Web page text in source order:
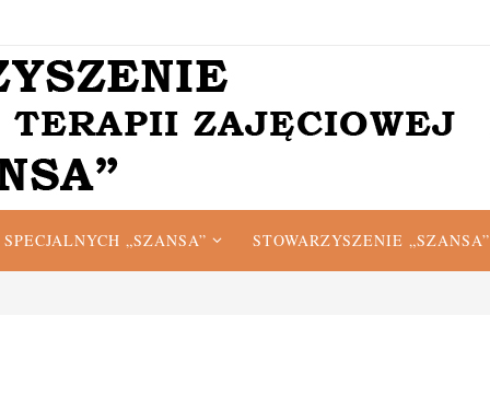
„SZANSA” STOWARZYSZENIE „SZANSA”